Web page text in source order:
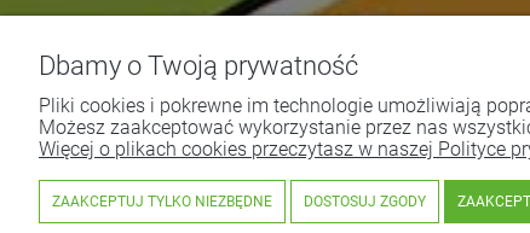
Dbamy o Twoją prywatność
Pliki cookies i pokrewne im technologie umożliwiają
Możesz zaakceptować wykorzystanie przez nas
Więcej o plikach cookies przeczytasz w naszej Polityce
ZAAKCEPTUJ TYLKO NIEZBĘDNE DOSTOSUJ ZGODY